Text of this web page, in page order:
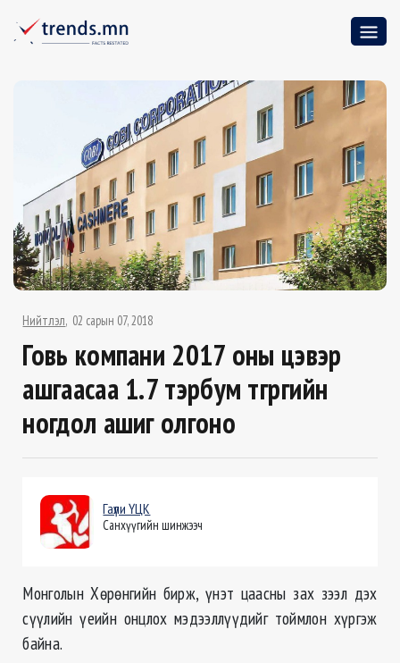
Нийтлэл 02 сарын 07, 2018
Говь компани 2017 оны цэвэр
ашгаасаа 1.7 тэрбум төгрөгийн
ногдол ашиг олгоно
Гаүли ҮЦК
Санхүүгийн шинжээч
Монголын Хөрөнгийн бирж, үнэт цаасны зах зээл дэх
сүүлийн үеийн онцлох мэдээллүүдийг тоймлон хүргэж
байна.